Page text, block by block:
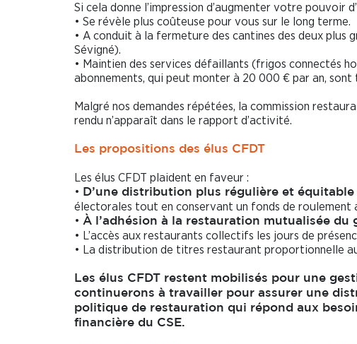
Si cela donne l’impression d’augmenter votre pouvoir
• Se révèle plus coûteuse pour vous sur le long terme.
• A conduit à la fermeture des cantines des deux plus
Sévigné).
• Maintien des services défaillants (frigos connectés
abonnements, qui peut monter à 20 000 € par an, sont
Malgré nos demandes répétées, la commission
rendu n’apparaît dans le rapport d’activité.
Les propositions des élus CFDT
Les élus CFDT plaident en faveur :
• D’une distribution plus régulière et équitable
électorales tout en conservant un fonds de roulement
• À l’adhésion à la restauration mutualisée du
• L’accès aux restaurants collectifs les jours de
• La distribution de titres restaurant proportionnelle
Les élus CFDT restent mobilisés pour une
continuerons à travailler pour assurer une
politique de restauration qui répond aux
financière du CSE.